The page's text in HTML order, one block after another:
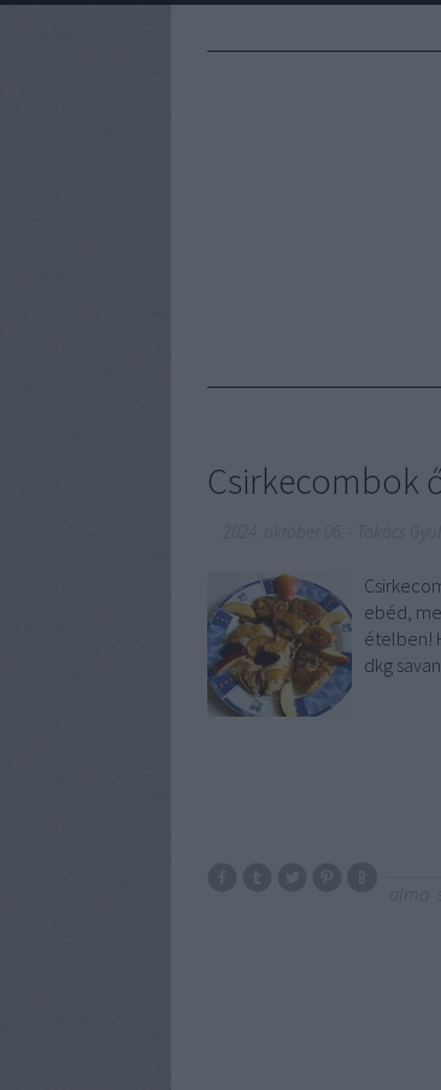
Csirkecombok
ebéd,
ételben!
dkg